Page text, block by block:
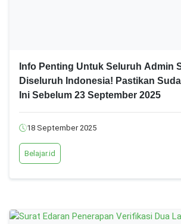
Info Penting Untuk Seluruh Admin
Diseluruh Indonesia! Pastikan
Ini Sebelum 23 September 2025
18 September 2025
Belajar.id